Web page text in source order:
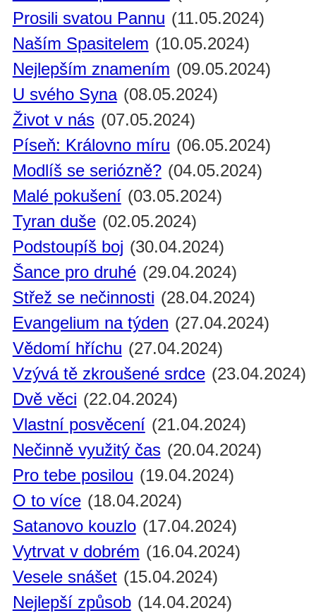
Prosili svatou Pannu (11.05.2024)
Naším Spasitelem (10.05.2024)
Nejlepším znamením (09.05.2024)
U svého Syna (08.05.2024)
Život v nás (07.05.2024)
Píseň: Královno míru (06.05.2024)
Modlíš se seriózně? (04.05.2024)
Malé pokušení (03.05.2024)
Tyran duše (02.05.2024)
Podstoupíš boj (30.04.2024)
Šance pro druhé (29.04.2024)
Střež se nečinnosti (28.04.2024)
Evangelium na týden (27.04.2024)
Vědomí hříchu (27.04.2024)
Vzývá tě zkroušené srdce (23.04.2024)
Dvě věci (22.04.2024)
Vlastní posvěcení (21.04.2024)
Nečinně využitý čas (20.04.2024)
Pro tebe posilou (19.04.2024)
O to více (18.04.2024)
Satanovo kouzlo (17.04.2024)
Vytrvat v dobrém (16.04.2024)
Vesele snášet (15.04.2024)
Nejlepší způsob (14.04.2024)